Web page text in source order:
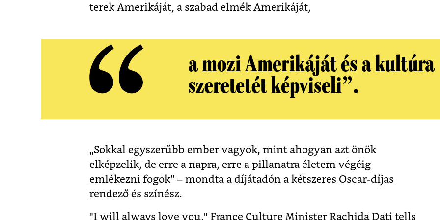
terek Amerikáját, a szabad elmék Amerikáját,
a mozi Amerikáját és a kultúra
szeretetét képviseli”.
„Sokkal egyszerűbb ember vagyok, mint ahogyan azt önök
elképzelik, de erre a napra, erre a pillanatra életem végéig
emlékezni fogok” – mondta a díjátadón a kétszeres Oscar-díjas
rendező és színész.
"I will always love you," France Culture Minister Rachida Dati tells